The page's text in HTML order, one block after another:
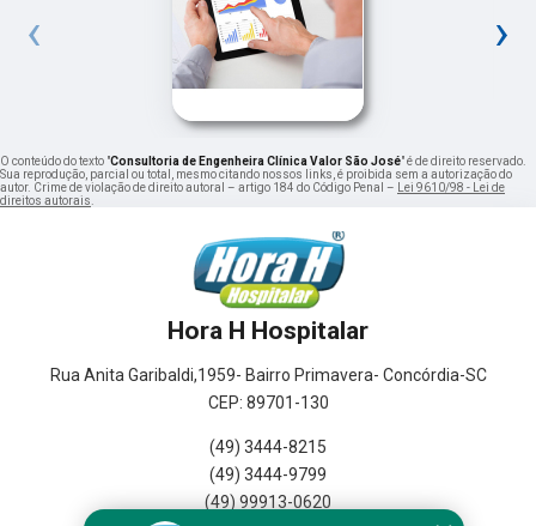
‹ ›
O conteúdo do texto "Consultoria de Engenheira Clínica Valor São José" é de direito reservado.
Sua reprodução, parcial ou total, mesmo citando nossos links, é proibida sem a autorização do
autor. Crime de violação de direito autoral – artigo 184 do Código Penal – Lei 9610/98 - Lei de
direitos autorais.
Hora H Hospitalar
Rua Anita Garibaldi,1959- Bairro Primavera- Concórdia-SC
CEP: 89701-130
(49) 3444-8215
(49) 3444-9799
(49) 99913-0620